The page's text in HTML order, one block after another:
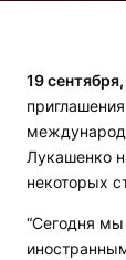
19 сентября,
Лукашенко
некоторых
“Сегодня